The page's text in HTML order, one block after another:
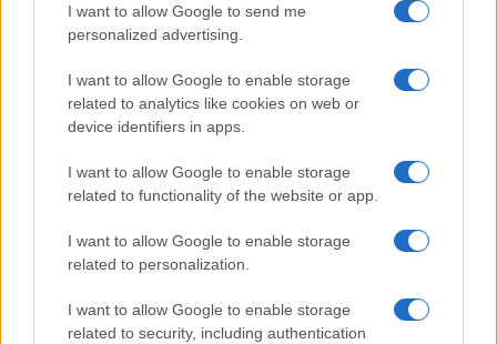
I want to allow Google to send me
personalized advertising.
I want to allow Google to enable storage
related to analytics like cookies on web or
device identifiers in apps.
I want to allow Google to enable storage
related to functionality of the website or app.
I want to allow Google to enable storage
related to personalization.
I want to allow Google to enable storage
related to security, including authentication